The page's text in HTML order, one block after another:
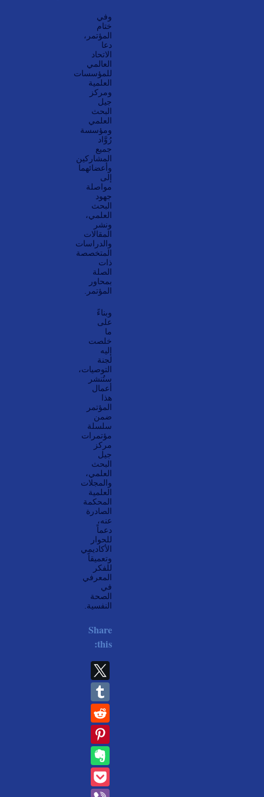
وفي
ختام
المؤتمر،
دعا
الاتحاد
العالمي
للمؤسسات
العلمية
ومركز
جيل
البحث
العلمي
ومؤسسة
رُوَّاد
جميع
المشاركين
وأعضائهما
إلى
مواصلة
جهود
البحث
العلمي،
ونشر
المقالات
والدراسات
المتخصصة
ذات
الصلة
بمحاور
المؤتمر.
وبناءً
على
ما
خلصت
إليه
لجنة
التوصيات،
ستُنشر
أعمال
هذا
المؤتمر
ضمن
سلسلة
مؤتمرات
مركز
جيل
البحث
العلمي،
والمجلات
العلمية
المحكمة
الصادرة
عنه،
دعماً
للحوار
الأكاديمي
وتعميقاً
للفكر
المعرفي
في
الصحة
النفسية.
Share
this: